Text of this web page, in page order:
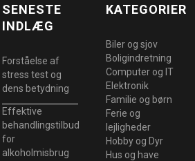
SENESTE
INDLÆG
Forståelse af
stress test og
dens betydning
Effektive
behandlingstilbud
for
alkoholmisbrug
KATEGORIER
Biler og sjov
Boligindretning
Computer og IT
Elektronik
Familie og børn
Ferie og
lejligheder
Hobby og Dyr
Hus og have